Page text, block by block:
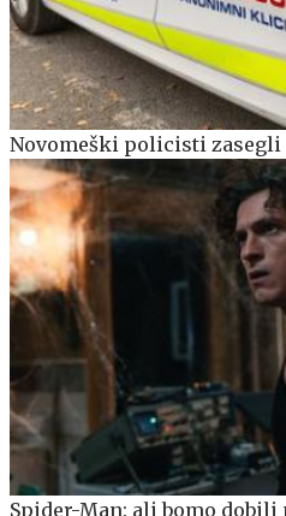
Novomeški policisti
Spider-Man: ali bomo